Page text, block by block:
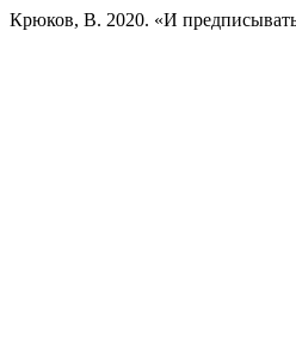
Крюков, В. 2020. «И